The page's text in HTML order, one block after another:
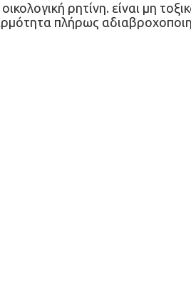
ρητίνη. είναι μη
πλήρως